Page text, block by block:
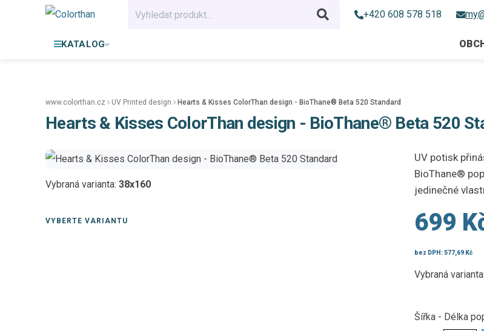
+420 608 578 518
KATALOG
www.colorthan.cz UV Printed design Hearts & Kisses ColorThan design - BioThane® Beta 520 Standard
Hearts & Kisses ColorThan design - BioThane® Beta 520
Vybraná varianta: 38x160
VYBERTE VARIANTU
UV potisk
BioThane®
jedinečné
699
bez DPH:577,69 Kč
Vybraná varianta:
Šířka - Délka